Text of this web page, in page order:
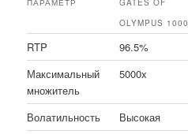
ПАРАМЕТР
GATES OF
OLYMPUS 1000
RTP 96.5%
Максимальный
множитель
5000x
Волатильность Высокая